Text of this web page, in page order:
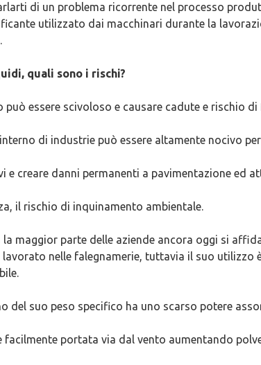
di un problema ricorrente nel processo
utilizzato dai macchinari durante la
quali sono i rischi?
essere scivoloso e causare cadute e rischio
di industrie può essere altamente nocivo
e creare danni permanenti a pavimentazione ed
il rischio di inquinamento ambientale.
la maggior parte delle aziende ancora oggi si
lavorato nelle falegnamerie, tuttavia il suo utilizzo
del suo peso specifico ha uno scarso potere
facilmente portata via dal vento aumentando